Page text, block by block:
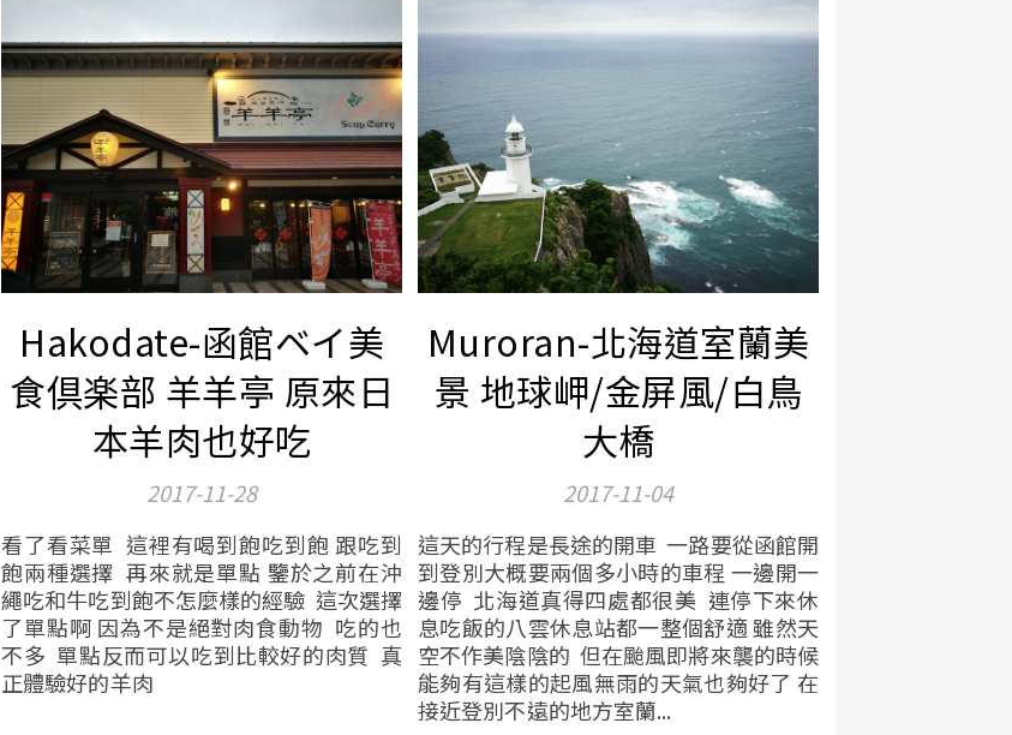
Hakodate-函館ベイ美
食倶楽部 羊羊亭 原來日
本羊肉也好吃
2017-11-28
看了看菜單 這裡有喝到飽吃到飽 跟吃到
飽兩種選擇 再來就是單點 鑒於之前在沖
繩吃和牛吃到飽不怎麼樣的經驗 這次選擇
了單點啊 因為不是絕對肉食動物 吃的也
不多 單點反而可以吃到比較好的肉質 真
正體驗好的羊肉
Muroran-北海道室蘭美
景 地球岬/金屏風/白鳥
大橋
2017-11-04
這天的行程是長途的開車 一路要從函館開
到登別大概要兩個多小時的車程 一邊開一
邊停 北海道真得四處都很美 連停下來休
息吃飯的八雲休息站都一整個舒適 雖然天
空不作美陰陰的 但在颱風即將來襲的時候
能夠有這樣的起風無雨的天氣也夠好了 在
接近登別不遠的地方室蘭...